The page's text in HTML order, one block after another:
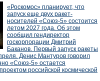
«Роскомос» планирует, что
запуск еще двух ракет-
носителей «Союз-5» состоится
летом 2027 года. Об этом
сообщил гендиректор
госкорпорации Дмитрий
Баканов. Первый запуск ракеты
Денис Мантуров говорил
«Союз-5» остается
российской космической